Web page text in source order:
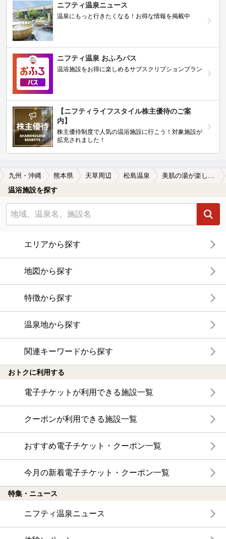
ニフティ温泉ニュース
温泉にもっと行きたくなる！お得な情報を掲載中
ニフティ温泉 おふろパス
温浴施設をお得に楽しめるサブスクリプションプラン
【ニフティライフスタイル株主優待のご案
内】
株主優待制度で人気の温浴施設に行こう！対象施設が
拡充されました！
九州・沖縄 熊本県 天草周辺 松島温泉 美肌の湯が楽しめる松島温泉の温泉、日帰り温泉、スーパー銭湯おすすめ
温浴施設を探す
エリアから探す
地図から探す
特徴から探す
温泉地から探す
関連キーワードから探す
おトクに利用する
電子チケットが利用できる施設一覧
クーポンが利用できる施設一覧
おすすめ電子チケット・クーポン一覧
今月の新着電子チケット・クーポン一覧
特集・ニュース
ニフティ温泉ニュース